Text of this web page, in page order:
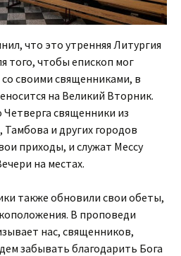
что это утренняя Литургия
того, чтобы епископ мог
своими священниками, в
на Великий Вторник.
Четверга священники из
и других городов
приходы, и служат Мессу
на местах.
также обновили свои обеты,
В проповеди
нас, священников,
забывать благодарить Бога